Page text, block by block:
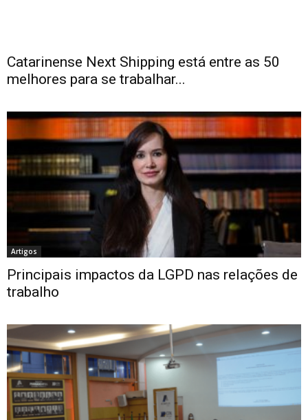
Catarinense Next Shipping está entre as 50
melhores para se trabalhar...
Artigos
Principais impactos da LGPD nas relações de
trabalho